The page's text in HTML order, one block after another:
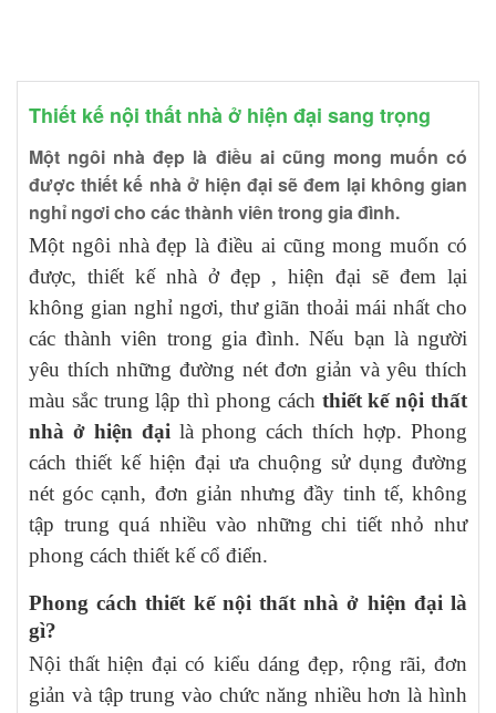
Thiết kế nội thất nhà ở hiện đại sang trọng
Một ngôi nhà đẹp là điều ai cũng mong muốn có
được thiết kế nhà ở hiện đại sẽ đem lại không gian
nghỉ ngơi cho các thành viên trong gia đình.
Một ngôi nhà đẹp là điều ai cũng mong muốn có
được, thiết kế nhà ở đẹp , hiện đại sẽ đem lại
không gian nghỉ ngơi, thư giãn thoải mái nhất cho
các thành viên trong gia đình. Nếu bạn là người
yêu thích những đường nét đơn giản và yêu thích
màu sắc trung lập thì phong cách thiết kế nội thất
nhà ở hiện đại là phong cách thích hợp. Phong
cách thiết kế hiện đại ưa chuộng sử dụng đường
nét góc cạnh, đơn giản nhưng đầy tinh tế, không
tập trung quá nhiều vào những chi tiết nhỏ như
phong cách thiết kế cổ điển.
Phong cách thiết kế nội thất nhà ở hiện đại là
gì?
Nội thất hiện đại có kiểu dáng đẹp, rộng rãi, đơn
giản và tập trung vào chức năng nhiều hơn là hình